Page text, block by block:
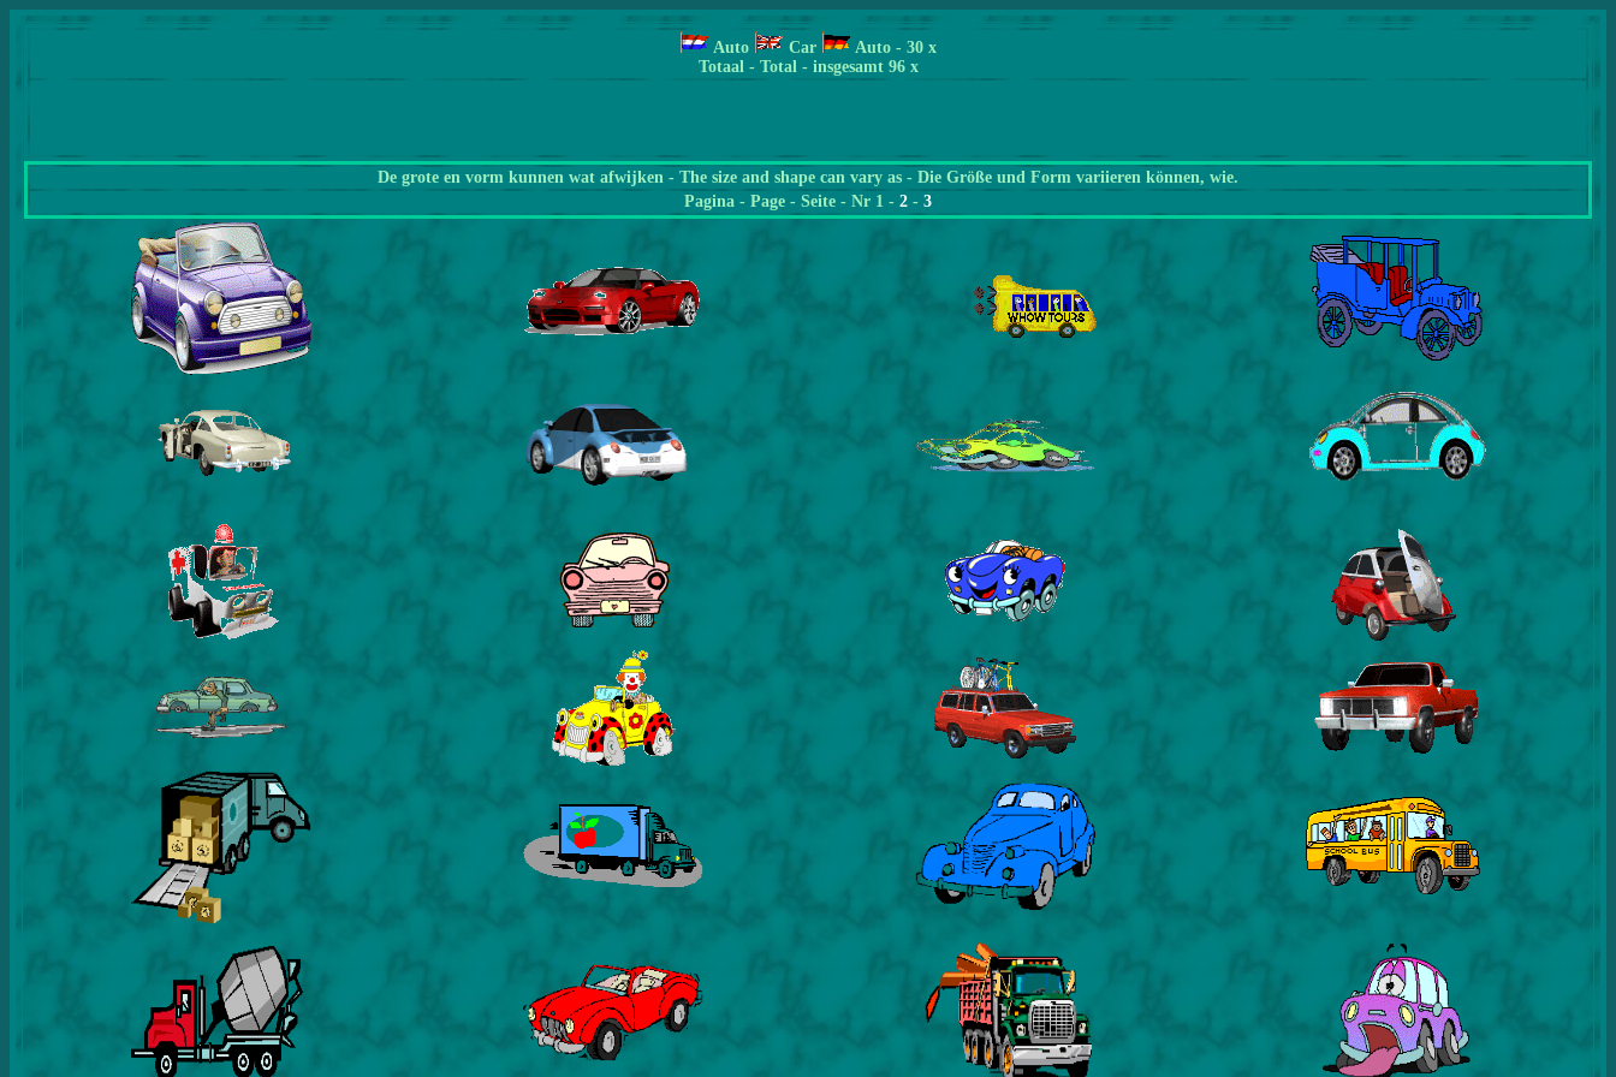
Auto Car Auto - 30 x
Totaal - Total - insgesamt 96 x
De grote en vorm kunnen wat afwijken - The size and shape can vary as - Die Größe und Form variieren können, wie.
Pagina - Page - Seite - Nr 1 - 2 - 3